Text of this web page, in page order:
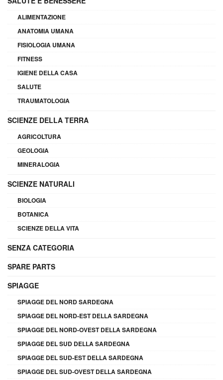
ALIMENTAZIONE
ANATOMIA UMANA
FISIOLOGIA UMANA
FITNESS
IGIENE DELLA CASA
SALUTE
TRAUMATOLOGIA
SCIENZE DELLA TERRA
AGRICOLTURA
GEOLOGIA
MINERALOGIA
SCIENZE NATURALI
BIOLOGIA
BOTANICA
SCIENZE DELLA VITA
SENZA CATEGORIA
SPARE PARTS
SPIAGGE
SPIAGGE DEL NORD SARDEGNA
SPIAGGE DEL NORD-EST DELLA SARDEGNA
SPIAGGE DEL NORD-OVEST DELLA SARDEGNA
SPIAGGE DEL SUD DELLA SARDEGNA
SPIAGGE DEL SUD-EST DELLA SARDEGNA
SPIAGGE DEL SUD-OVEST DELLA SARDEGNA